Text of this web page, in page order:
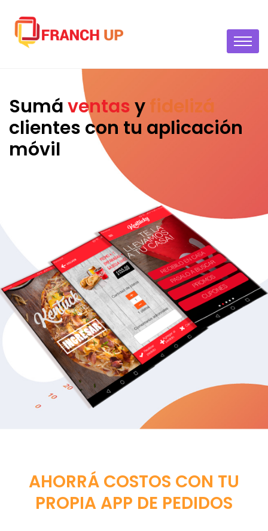
Sumáventasyfidelizá
clientes con tu aplicación
móvil
AHORRÁ COSTOS CON TU
PROPIA APP DE PEDIDOS